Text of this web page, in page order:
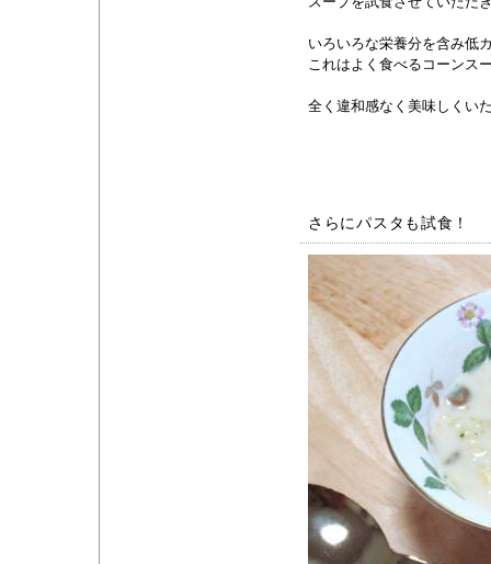
いろいろな栄養分を含み低
これはよく食べるコーンス
全く違和感なく美味しくい
さらにパスタも試食！